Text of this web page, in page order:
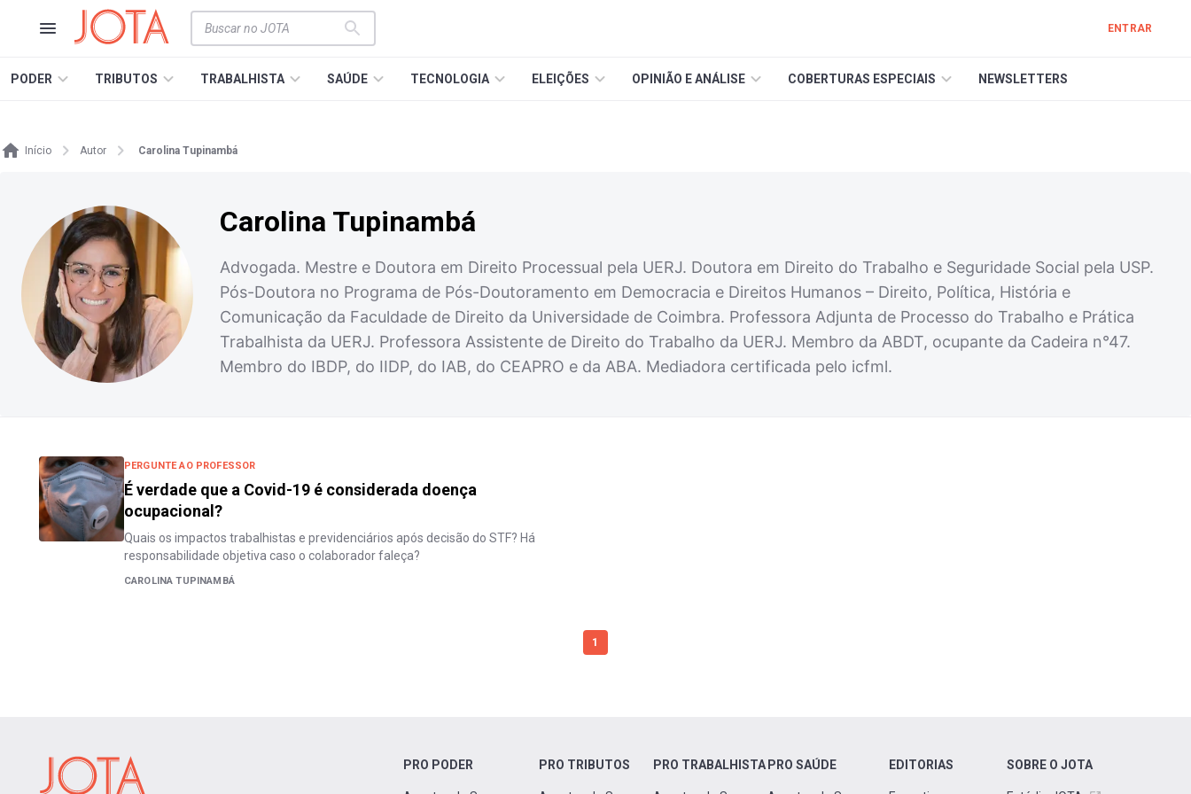
ENTRAR
PODER TRIBUTOS TRABALHISTA SAÚDE TECNOLOGIA ELEIÇÕES OPINIÃO E ANÁLISE COBERTURAS ESPECIAIS NEWSLETTERS
Início Autor Carolina Tupinambá
Carolina Tupinambá
Advogada. Mestre e Doutora em Direito Processual pela UERJ. Doutora em Direito do Trabalho e Seguridade Social pela USP.
Pós-Doutora no Programa de Pós-Doutoramento em Democracia e Direitos Humanos – Direito, Política, História e
Comunicação da Faculdade de Direito da Universidade de Coimbra. Professora Adjunta de Processo do Trabalho e Prática
Trabalhista da UERJ. Professora Assistente de Direito do Trabalho da UERJ. Membro da ABDT, ocupante da Cadeira n°47.
Membro do IBDP, do IIDP, do IAB, do CEAPRO e da ABA. Mediadora certificada pelo icfml.
PERGUNTE AO PROFESSOR
É verdade que a Covid-19 é considerada doença
ocupacional?
Quais os impactos trabalhistas e previdenciários após decisão do STF? Há
responsabilidade objetiva caso o colaborador faleça?
CAROLINA TUPINAMBÁ
1
PRO PODER PRO TRIBUTOS PRO TRABALHISTA PRO SAÚDE EDITORIAS SOBRE O JOTA